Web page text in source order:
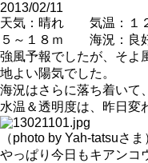
2013/02/11
天気：晴れ 気温：
５～１８ｍ 海況：良
強風予報でしたが、そよ
地よい陽気でした。
海況はさらに落ち着いて
水温＆透明度は、昨日変
（photo by Yah-tatsuさま
やっぱり今日もキアンコ